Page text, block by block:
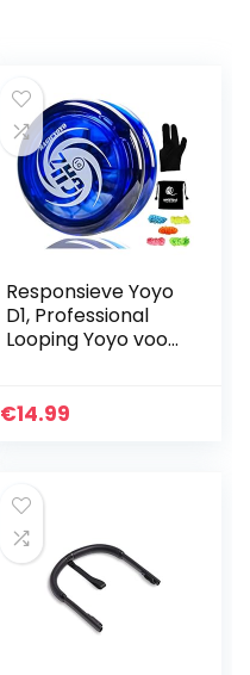
Responsieve Yoyo
D1, Professional
Looping Yoyo voor
snaren +
€14.99